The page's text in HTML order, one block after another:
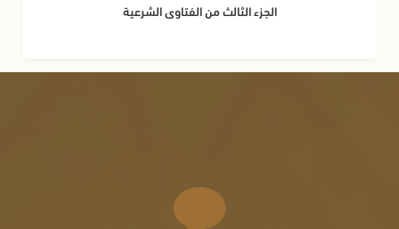
الجزء الثالث من الفتاوى الشرعية